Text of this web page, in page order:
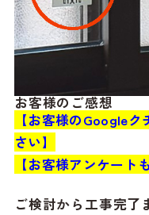
お客様のご感想
【お客様のGoogle
さい】
【お客様アンケート
ご検討から工事完了